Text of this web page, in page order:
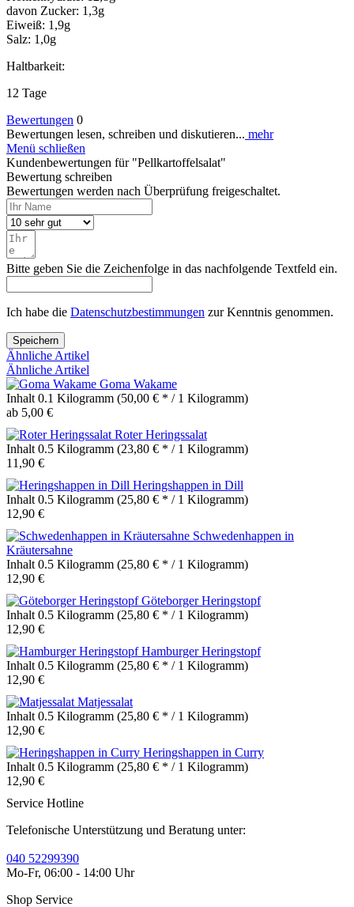
davon Zucker: 1,3g
Eiweiß: 1,9g
Salz: 1,0g
Haltbarkeit:
12 Tage
Bewertungen 0
Bewertungen lesen, schreiben und diskutieren... mehr
Menü schließen
Kundenbewertungen für "Pellkartoffelsalat"
Bewertung schreiben
Bewertungen werden nach Überprüfung freigeschaltet.
Bitte geben Sie die Zeichenfolge in das nachfolgende Textfeld ein.
Ich habe die Datenschutzbestimmungen zur Kenntnis genommen.
Speichern
Ähnliche Artikel
Ähnliche Artikel
Goma Wakame
Inhalt 0.1 Kilogramm (50,00 € * / 1 Kilogramm)
ab 5,00 €
Roter Heringssalat
Inhalt 0.5 Kilogramm (23,80 € * / 1 Kilogramm)
11,90 €
Heringshappen in Dill
Inhalt 0.5 Kilogramm (25,80 € * / 1 Kilogramm)
12,90 €
Schwedenhappen in
Kräutersahne
Inhalt 0.5 Kilogramm (25,80 € * / 1 Kilogramm)
12,90 €
Göteborger Heringstopf
Inhalt 0.5 Kilogramm (25,80 € * / 1 Kilogramm)
12,90 €
Hamburger Heringstopf
Inhalt 0.5 Kilogramm (25,80 € * / 1 Kilogramm)
12,90 €
Matjessalat
Inhalt 0.5 Kilogramm (25,80 € * / 1 Kilogramm)
12,90 €
Heringshappen in Curry
Inhalt 0.5 Kilogramm (25,80 € * / 1 Kilogramm)
12,90 €
Service Hotline
Telefonische Unterstützung und Beratung unter:
040 52299390
Mo-Fr, 06:00 - 14:00 Uhr
Shop Service